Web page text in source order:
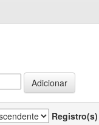
Registro(s)